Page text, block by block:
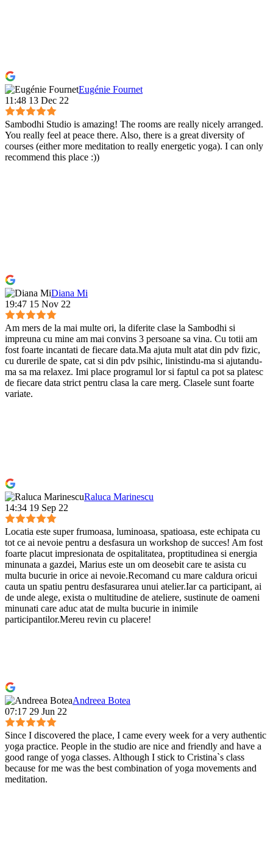
Eugénie Fournet
11:48 13 Dec 22
Sambodhi Studio is amazing! The rooms are really nicely arranged.
You really feel at peace there. Also, there is a great diversity of
courses (either more meditation to really energetic yoga). I can only
recommend this place :))
Diana Mi
19:47 15 Nov 22
Am mers de la mai multe ori, la diferite clase la Sambodhi si
impreuna cu mine am mai convins 3 persoane sa vina. Cu totii am
fost foarte incantati de fiecare data.Ma ajuta mult atat din pdv fizic,
cu durerile de spate, cat si din pdv psihic, linistindu-ma si ajutandu-
ma sa ma relaxez. Imi place programul lor si faptul ca pot sa platesc
de fiecare data strict pentru clasa la care merg. Clasele sunt foarte
variate.
Raluca Marinescu
14:34 19 Sep 22
Locatia este super frumoasa, luminoasa, spatioasa, este echipata cu
tot ce ai nevoie pentru a desfasura un workshop de succes! Am fost
foarte placut impresionata de ospitalitatea, proptitudinea si energia
minunata a gazdei, Marius este un om deosebit care te asista cu
multa bucurie in orice ai nevoie.Recomand cu mare caldura oricui
cauta un spatiu pentru desfasurarea unui atelier.Iar ca participant, ai
de unde alege, exista o multitudine de ateliere, sustinute de oameni
minunati care aduc atat de multa bucurie in inimile
participantilor.Mereu revin cu placere!
Andreea Botea
07:17 29 Jun 22
Since I discovered the place, I came every week for a very authentic
yoga practice. People in the studio are nice and friendly and have a
good range of yoga classes. Although I stick to Cristina`s class
because for me was the best combination of yoga movements and
meditation.